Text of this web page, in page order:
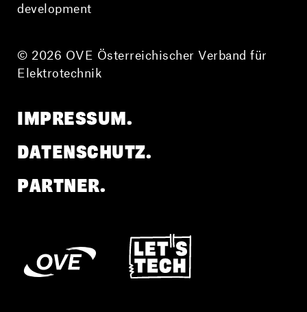
development
© 2026 OVE Österreichischer Verband für
Elektrotechnik
IMPRESSUM.
DATENSCHUTZ.
PARTNER.